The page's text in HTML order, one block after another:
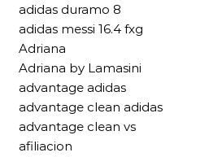
adidas duramo 8
adidas messi 16.4 fxg
Adriana
Adriana by Lamasini
advantage adidas
advantage clean adidas
advantage clean vs
afiliacion